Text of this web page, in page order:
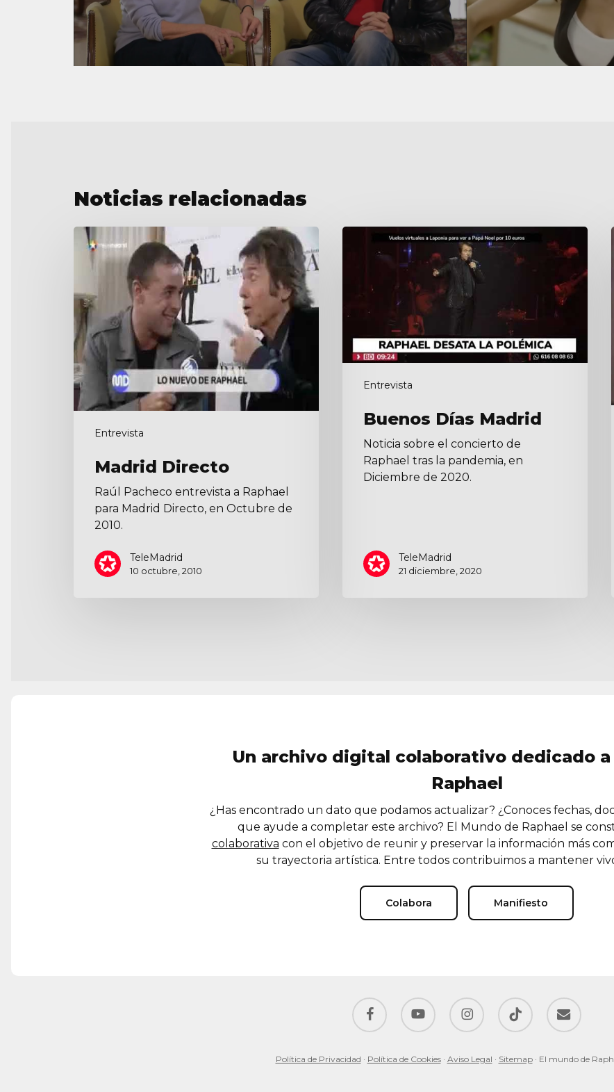
Noticias relacionadas
Entrevista
Madrid
Directo
Madrid Directo
Raúl Pacheco entrevista a Raphael
para Madrid Directo, en Octubre de
2010.
TeleMadrid
10 octubre, 2010
Entrevista
Buenos
Buenos Días Madrid
Noticia sobre el concierto de
Raphael tras la pandemia, en
Diciembre de 2020.
TeleMadrid
21 diciembre, 2020
Un archivo digital colaborativo dedicado a
Raphael
¿Has encontrado un dato que podamos actualizar? ¿Conoces fechas,
que ayude a completar este archivo? El Mundo de Raphael se
colaborativa con el objetivo de reunir y preservar la información más
su trayectoria artística. Entre todos contribuimos a mantener
Colabora Manifiesto
facebook youtube instagram tiktok email
Política de Privacidad · Política de Cookies· Aviso Legal · Sitemap· El mundo de